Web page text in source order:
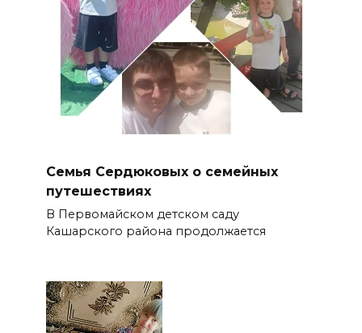
Семья Сердюковых о семейных
путешествиях
В Первомайском детском саду
Кашарского района продолжается